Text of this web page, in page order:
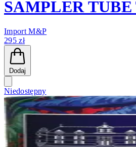
SAMPLER TUBE
Import M&P
295 zł
Dodaj
Niedostępny